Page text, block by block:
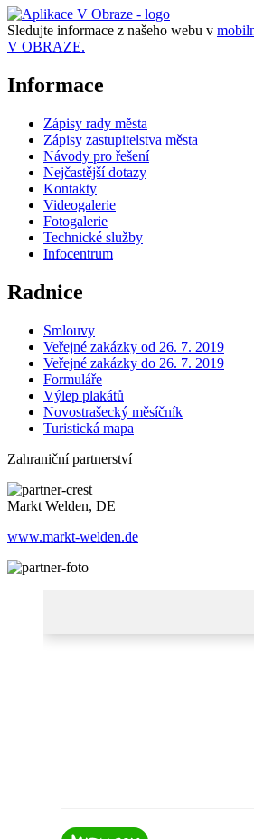
Sledujte informace z našeho webu v
V OBRAZE.
Informace
Zápisy rady města
Zápisy zastupitelstva města
Návody pro řešení
Nejčastější dotazy
Kontakty
Videogalerie
Fotogalerie
Technické služby
Infocentrum
Radnice
Smlouvy
Veřejné zakázky od 26. 7. 2019
Veřejné zakázky do 26. 7. 2019
Formuláře
Výlep plakátů
Novostrašecký měsíčník
Turistická mapa
Zahraniční partnerství
Markt Welden, DE
www.markt-welden.de